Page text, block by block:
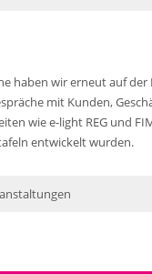
haben wir erneut auf
mit Kunden,
wie e-light REG und
entwickelt wurden.